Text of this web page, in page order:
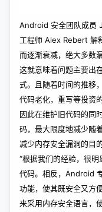
Android 安全团队成员
工程师 Alex Rebert 解
而逐渐衰减，绝大多数
这就意味着问题主要出
式。且随着时间的推移
代码老化，重写等投资
因此在维护旧代码的同
码，最大限度地减少随
减少内存安全漏洞的目的
“根据我们的经验，很
代码。相反，Android
功能，使其既安全又方
来采用内存安全语言，